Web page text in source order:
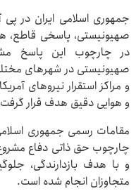
جمهوری اسلامی ایران در پی
صهیونیستی، پاسخی قاطع،
در چارچوب این پاسخ
صهیونیستی در شهرهای
و مراکز استقرار نیروهای
و هوایی دقیق هدف قرار
مقامات رسمی جمهوری
و با هدف بازدارندگی،
متجاوزان انجام شده است.